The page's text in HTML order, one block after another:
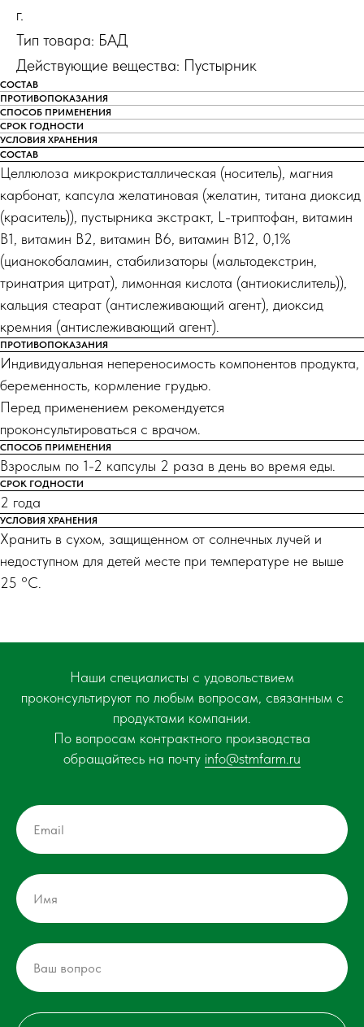
г.
Тип товара: БАД
Действующие вещества: Пустырник
СОСТАВ
ПРОТИВОПОКАЗАНИЯ
СПОСОБ ПРИМЕНЕНИЯ
СРОК ГОДНОСТИ
УСЛОВИЯ ХРАНЕНИЯ
СОСТАВ
Целлюлоза микрокристаллическая (носитель), магния
карбонат, капсула желатиновая (желатин, титана диоксид
(краситель)), пустырника экстракт, L-триптофан, витамин
В1, витамин В2, витамин В6, витамин В12, 0,1%
(цианокобаламин, стабилизаторы (мальтодекстрин,
тринатрия цитрат), лимонная кислота (антиокислитель)),
кальция стеарат (антислеживающий агент), диоксид
кремния (антислеживающий агент).
ПРОТИВОПОКАЗАНИЯ
Индивидуальная непереносимость компонентов продукта,
беременность, кормление грудью.
Перед применением рекомендуется
проконсультироваться с врачом.
СПОСОБ ПРИМЕНЕНИЯ
Взрослым по 1-2 капсулы 2 раза в день во время еды.
СРОК ГОДНОСТИ
2 года
УСЛОВИЯ ХРАНЕНИЯ
Хранить в сухом, защищенном от солнечных лучей и
недоступном для детей месте при температуре не выше
25 °С.
Наши специалисты с удовольствием
проконсультируют по любым вопросам, связанным с
продуктами компании.
По вопросам контрактного производства
обращайтесь на почту info@stmfarm.ru